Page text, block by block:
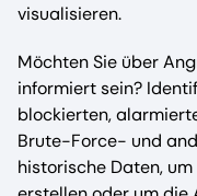
visualisieren.
Möchten Sie über
informiert sein?
blockierten,
Brute-Force- und
historische Daten,